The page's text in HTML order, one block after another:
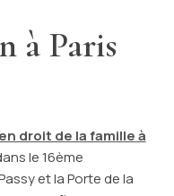
à Paris
droit de la famille à
le 16ème
et la Porte de la